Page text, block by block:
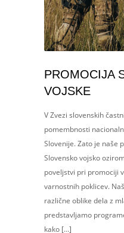
PROMOCIJA
VOJSKE
V Zvezi slovenskih
pomembnosti
Slovenije. Zato je naše
Slovensko vojsko
poveljstvi pri promociji
varnostnih poklicev.
različne oblike dela z
predstavljamo
kako […]